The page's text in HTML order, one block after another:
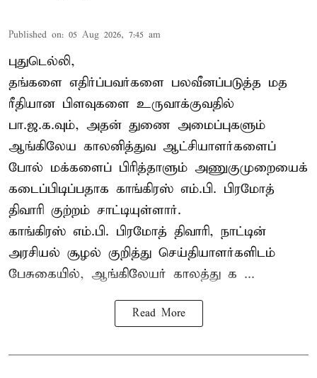
Published on: 05 Aug 2026, 7:45 am
புதுடெல்லி,
தங்களை எதிர்ப்பவர்களை பலவீனப்படுத்த மத
ரீதியான பிளவுகளை உருவாக்குவதில்
பா.ஜ.க.வும், அதன் துணை அமைப்புகளும்
ஆங்கிலேய காலனித்துவ ஆட்சியாளர்களைப்
போல் மக்களைப் பிரித்தாளும் அணுகுமுறையைக்
கடைப்பிடிப்பதாக காங்கிரஸ் எம்.பி. பிரமோத்
திவாரி குற்றம் சாட்டியுள்ளார்.
காங்கிரஸ் எம்.பி. பிரமோத் திவாரி, நாட்டின்
அரசியல் சூழல் குறித்து செய்தியாளர்களிடம்
பேசுகையில், ஆங்கிலேயர் காலத்து க ...
Read More